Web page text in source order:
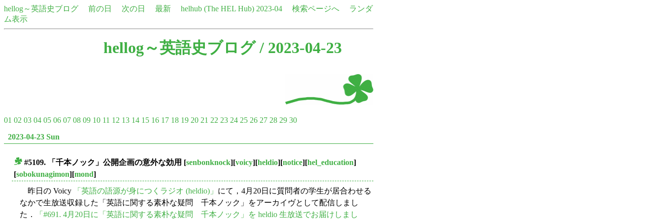
hellog～英語史ブログ 前の日 次の日 最新 helhub (The HEL Hub) 2023-04 検索ページへ
ランダ
ム表示
hellog～英語史ブログ/ 2023-04-23
01 02 03 04 05 06 07 08 09 10 11 12 13 14 15 16 17 18 19 20 21 22 23 24 25 26 27 28 29 30
2023-04-23 Sun
#5109. 「千本ノック」公開企画の意外な効用 [senbonknock][voicy][heldio][notice][hel_education]
[sobokunagimon][mond]
昨日の Voicy
「英語の語源が身につくラジオ (heldio)」 にて，4月20日に質問者の学生が居合わせる
なかで生放送収録した「英語に関する素朴な疑問 千本ノック」をアーカイヴとして配信しまし
た．
「#691. 4月20日に「英語に関する素朴な疑問 千本ノック」を heldio 生放送でお届けしまし